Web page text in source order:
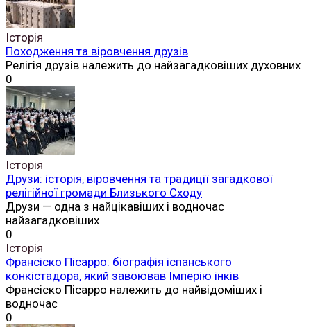
Історія
Походження та віровчення друзів
Релігія друзів належить до найзагадковіших духовних
0
Історія
Друзи: історія, віровчення та традиції загадкової
релігійної громади Близького Сходу
Друзи — одна з найцікавіших і водночас
найзагадковіших
0
Історія
Франсіско Пісарро: біографія іспанського
конкістадора, який завоював Імперію інків
Франсіско Пісарро належить до найвідоміших і
водночас
0